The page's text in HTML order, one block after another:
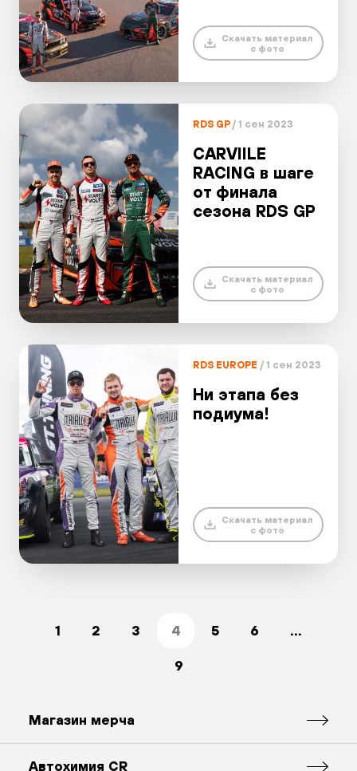
Скачать материал
с фото
RDS GP/ 1 сен 2023
CARVIILE
RACING в шаге
от финала
сезона RDS GP
Скачать материал
с фото
RDS EUROPE / 1 сен 2023
Ни этапа без
подиума!
Скачать материал
с фото
1 2 3 4 5 6 ...
9
Магазин мерча
Автохимия CR